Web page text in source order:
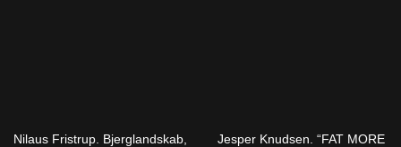
Nilaus Fristrup. Bjerglandskab,
Jesper Knudsen. “FAT MORE